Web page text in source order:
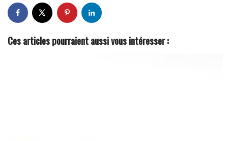
Ces articles pourraient aussi vous intéresser :